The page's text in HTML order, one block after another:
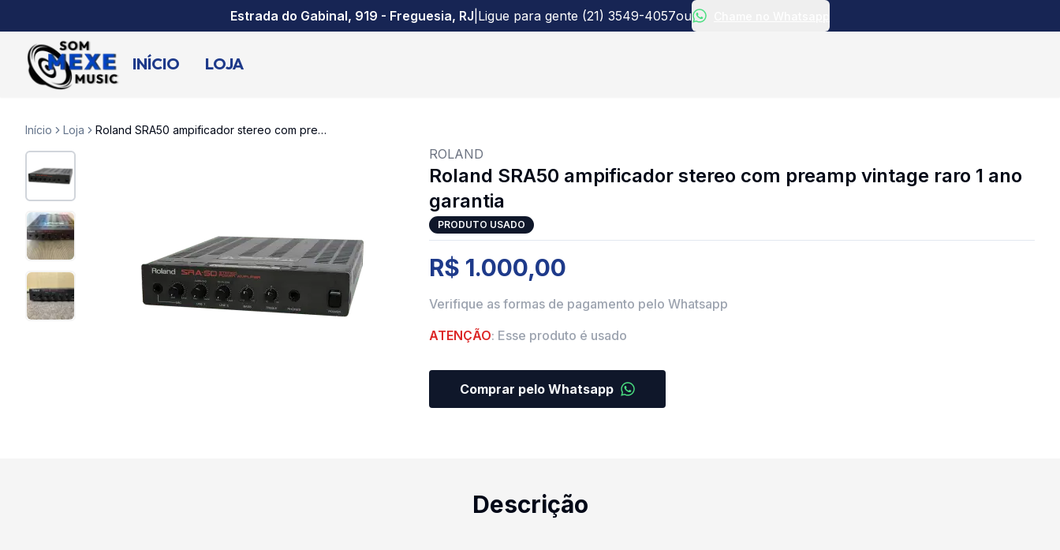
Estrada do Gabinal, 919 - Freguesia, RJ Ligue para gente (21) 3549-4057ou
INÍCIO LOJA
Início Loja Roland SRA50 ampificador stereo com preamp vintage raro 1 ano garantia
ROLAND
Roland SRA50 ampificador stereo com preamp vintage raro 1 ano
garantia
PRODUTO USADO
R$ 1.000,00
Verifique as formas de pagamento pelo Whatsapp
ATENÇÃO: Esse produto é usado
Comprar pelo Whatsapp
Descrição